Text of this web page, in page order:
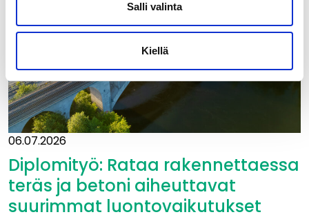
Salli valinta
Kiellä
06.07.2026
Diplomityö: Rataa rakennettaessa
teräs ja betoni aiheuttavat
suurimmat luontovaikutukset